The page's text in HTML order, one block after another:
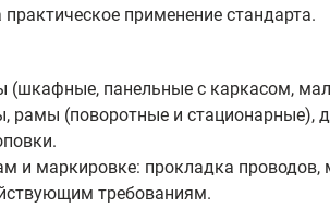
применение стандарта.
панельные с каркасом,
рамы (поворотные и стационарные),
и маркировке: прокладка
требованиям.